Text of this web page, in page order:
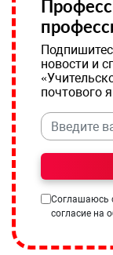
новости и
почтового
Соглашаюсь
согласие на